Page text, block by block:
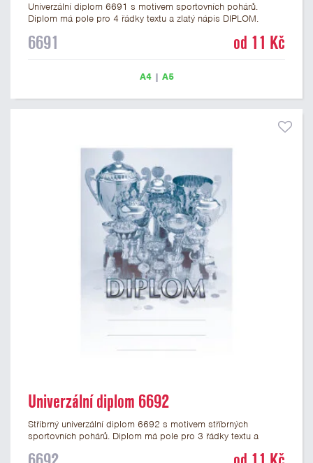
Univerzální diplom 6691 s motivem sportovních pohárů.
Diplom má pole pro 4 řádky textu a zlatý nápis DIPLOM.
univerzální diplom je vhodný pro většinu událostí, ke kterým by
6691 od 11 Kč
A4| A5
Univerzální diplom 6692
Stříbrný univerzální diplom 6692 s motivem stříbrných
sportovních pohárů. Diplom má pole pro 3 řádky textu a
formátu A4 a A5. Tento univerzální diplom je vhodný pro